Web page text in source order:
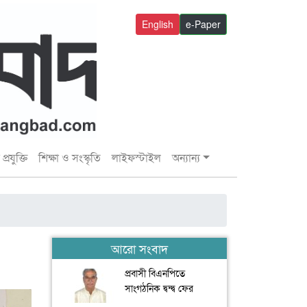
e-Paper
English
শিক্ষা ও সংস্কৃতি লাইফস্টাইল অন্যান্য
আরো সংবাদ
প্রবাসী বিএনপিতে
সাংগঠনিক দ্বন্দ্ব ফের